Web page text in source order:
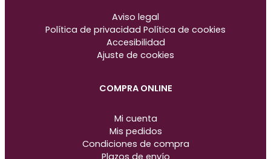
a
g
r
a
m
e
b
o
o
k
Aviso legal
Política de privacidad Política de cookies
Accesibilidad
Ajuste de cookies
COMPRA ONLINE
Mi cuenta
Mis pedidos
Condiciones de compra